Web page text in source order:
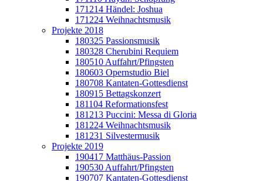
171214 Händel: Joshua
171224 Weihnachtsmusik
Projekte 2018
180325 Passionsmusik
180328 Cherubini Requiem
180510 Auffahrt/Pfingsten
180603 Opernstudio Biel
180708 Kantaten-Gottesdienst
180915 Bettagskonzert
181104 Reformationsfest
181213 Puccini: Messa di Gloria
181224 Weihnachtsmusik
181231 Silvestermusik
Projekte 2019
190417 Matthäus-Passion
190530 Auffahrt/Pfingsten
190707 Kantaten-Gottesdienst